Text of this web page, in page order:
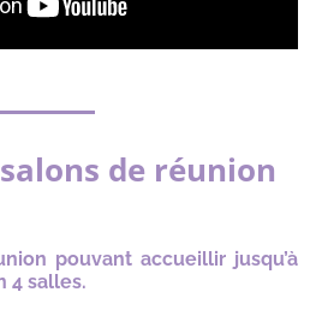
de réunion
pouvant accueillir jusqu’à
4 salles.